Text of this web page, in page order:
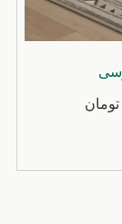
تومان
41٬800٬000 تومان